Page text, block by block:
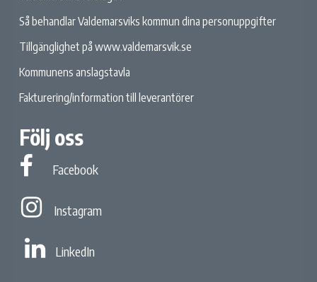
Så behandlar Valdemarsviks kommun dina personuppgifter
Tillgänglighet på www.valdemarsvik.se
Kommunens anslagstavla
Fakturering/information till leverantörer
Följ oss
Facebook
Facebook
Instagram
Instagram
LinkedIn
Linked In